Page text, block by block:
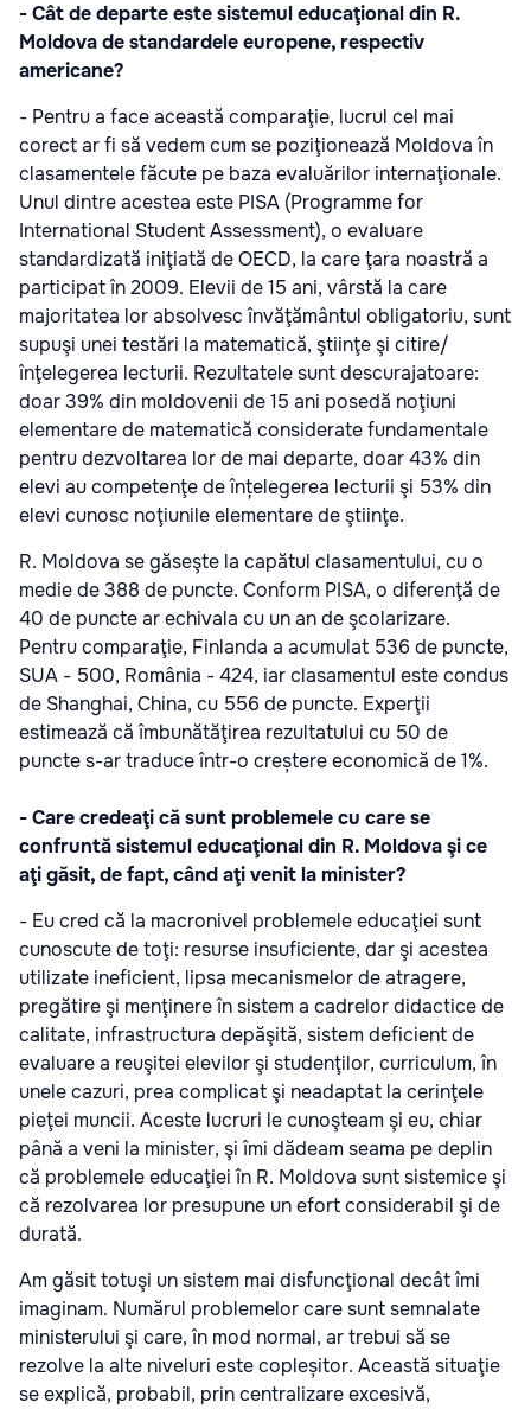
- Cât de departe este sistemul educaţional din R.
Moldova de standardele europene, respectiv
americane?
- Pentru a face această comparaţie, lucrul cel mai
corect ar fi să vedem cum se poziţionează Moldova în
clasamentele făcute pe baza evaluărilor internaţionale.
Unul dintre acestea este PISA (Programme for
International Student Assessment), o evaluare
standardizată iniţiată de OECD, la care ţara noastră a
participat în 2009. Elevii de 15 ani, vârstă la care
majoritatea lor absolvesc învăţământul obligatoriu, sunt
supuşi unei testări la matematică, ştiinţe şi citire/
înţelegerea lecturii. Rezultatele sunt descurajatoare:
doar 39% din moldovenii de 15 ani posedă noţiuni
elementare de matematică considerate fundamentale
pentru dezvoltarea lor de mai departe, doar 43% din
elevi au competenţe de înțelegerea lecturii şi 53% din
elevi cunosc noţiunile elementare de ştiinţe.
R. Moldova se găseşte la capătul clasamentului, cu o
medie de 388 de puncte. Conform PISA, o diferenţă de
40 de puncte ar echivala cu un an de şcolarizare.
Pentru comparaţie, Finlanda a acumulat 536 de puncte,
SUA - 500, România - 424, iar clasamentul este condus
de Shanghai, China, cu 556 de puncte. Experţii
estimează că îmbunătăţirea rezultatului cu 50 de
puncte s-ar traduce într-o creștere economică de 1%.
- Care credeaţi că sunt problemele cu care se
confruntă sistemul educaţional din R. Moldova şi ce
aţi găsit, de fapt, când aţi venit la minister?
- Eu cred că la macronivel problemele educaţiei sunt
cunoscute de toţi: resurse insuficiente, dar şi acestea
utilizate ineficient, lipsa mecanismelor de atragere,
pregătire şi menţinere în sistem a cadrelor didactice de
calitate, infrastructura depăşită, sistem deficient de
evaluare a reuşitei elevilor şi studenţilor, curriculum, în
unele cazuri, prea complicat şi neadaptat la cerinţele
pieţei muncii. Aceste lucruri le cunoşteam şi eu, chiar
până a veni la minister, şi îmi dădeam seama pe deplin
că problemele educaţiei în R. Moldova sunt sistemice şi
că rezolvarea lor presupune un efort considerabil şi de
durată.
Am găsit totuşi un sistem mai disfuncţional decât îmi
imaginam. Numărul problemelor care sunt semnalate
ministerului şi care, în mod normal, ar trebui să se
rezolve la alte niveluri este copleșitor. Această situaţie
se explică, probabil, prin centralizare excesivă,